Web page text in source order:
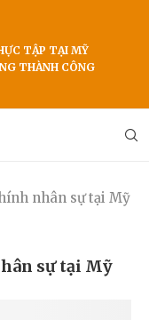
TẬP TẠI MỸ
THÀNH CÔNG
nhân sự tại Mỹ
sự tại Mỹ